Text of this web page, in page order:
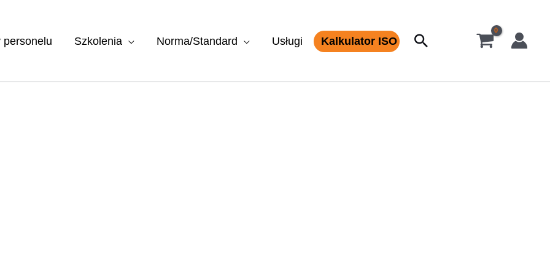
personelu Szkolenia Norma/Standard Usługi Kalkulator ISO Szukaj